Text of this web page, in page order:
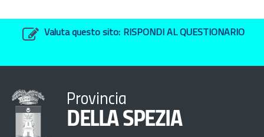
Valuta questo sito: RISPONDI AL QUESTIONARIO
Provincia
DELLA SPEZIA